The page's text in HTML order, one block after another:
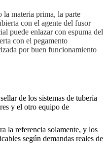
materia prima, la parte
con el agente del fusor
puede enlazar con espuma del
con el pegamento
por buen funcionamiento
de los sistemas de tubería
y el otro equipo de
la referencia solamente, y los
según demandas reales de